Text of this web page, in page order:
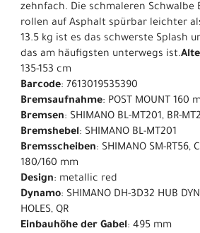
zehnfach. Die schmaleren Schwalbe
rollen auf Asphalt spürbar leichter
13.5 kg ist es das schwerste Splash
das am häufigsten unterwegs ist.
135-153 cm
Barcode: 7613019535390
Bremsaufnahme: POST MOUNT 160
Bremsen: SHIMANO BL-MT201, BR-
Bremshebel: SHIMANO BL-MT201
Bremsscheiben: SHIMANO SM-RT56,
180/160 mm
Design: metallic red
Dynamo: SHIMANO DH-3D32 HUB
HOLES, QR
Einbauhöhe der Gabel: 495 mm